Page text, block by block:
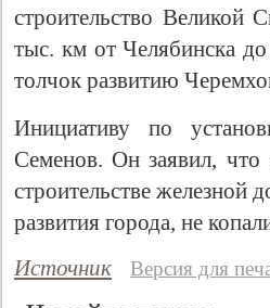
строительство Великой
тыс. км от Челябинска
толчок развитию
Инициативу по
Семенов. Он заявил,
строительстве
развития города, не
Источник
Версия для